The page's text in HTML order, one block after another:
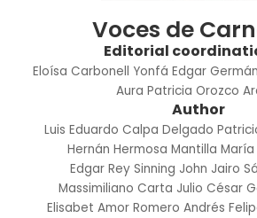
Voces de
Editorial
Eloísa Carbonell Yonfá Edgar
Aura Patricia Orozco
Author
Luis Eduardo Calpa Delgado
Hernán Hermosa Mantilla María
Edgar Rey Sinning John Jairo
Massimiliano Carta Julio César
Elisabet Amor Romero Andrés